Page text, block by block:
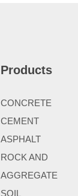
Products
CONCRETE
CEMENT
ASPHALT
ROCK AND
AGGREGATE
SOIL